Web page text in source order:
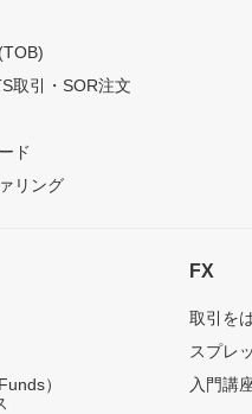
取引・SOR注文
ド
リング
）
FX
取引を
スプレ
入門講